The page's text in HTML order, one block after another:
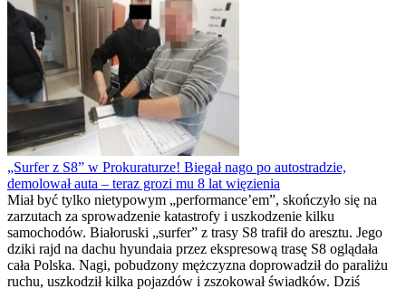
„Surfer z S8” w Prokuraturze! Biegał nago po autostradzie,
demolował auta – teraz grozi mu 8 lat więzienia
Miał być tylko nietypowym „performance’em”, skończyło się na
zarzutach za sprowadzenie katastrofy i uszkodzenie kilku
samochodów. Białoruski „surfer” z trasy S8 trafił do aresztu. Jego
dziki rajd na dachu hyundaia przez ekspresową trasę S8 oglądała
cała Polska. Nagi, pobudzony mężczyzna doprowadził do paraliżu
ruchu, uszkodził kilka pojazdów i zszokował świadków. Dziś